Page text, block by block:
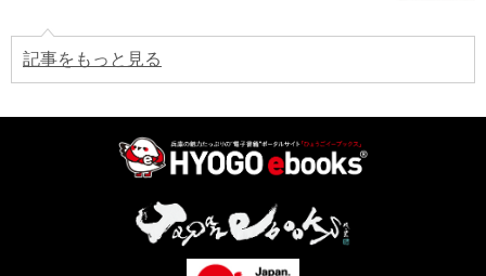
記事をもっと見る